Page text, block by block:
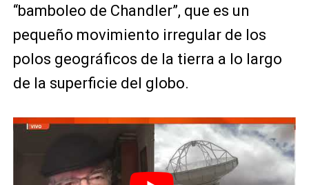
“bamboleo de Chandler”, que es un
pequeño movimiento irregular de los
polos geográficos de la tierra a lo largo
de la superficie del globo.